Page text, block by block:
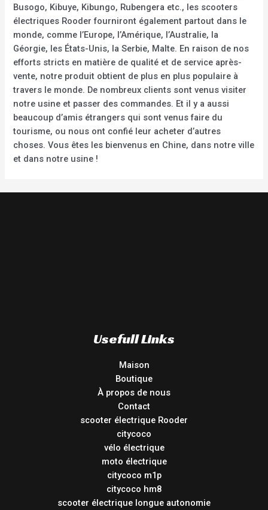
Busogo, Kibuye, Kibungo, Rubengera etc., les scooters
électriques Rooder fourniront également partout dans le
monde, comme l’Europe, l’Amérique, l’Australie, la
Géorgie, les États-Unis, la Serbie, Malte. En raison de nos
efforts stricts en matière de qualité et de service après-
vente, notre produit obtient de plus en plus populaire à
travers le monde. De nombreux clients sont venus visiter
notre usine et passer des commandes. Et il y a aussi
beaucoup d’amis étrangers qui sont venus faire du
tourisme, ou nous ont confié leur acheter d’autres
choses. Vous êtes les bienvenus en Chine, dans notre ville
et dans notre usine !
Usefull Links
Maison
Boutique
À propos de nous
Contact
scooter électrique Rooder
citycoco
vélo électrique
moto électrique
citycoco m1p
citycoco hm8
scooter électrique longue autonomie